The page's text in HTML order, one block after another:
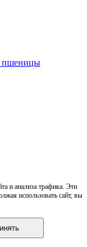
и анализа трафика. Эти
использовать сайт, вы
пшеницы